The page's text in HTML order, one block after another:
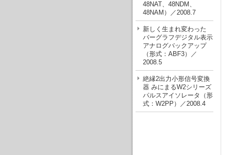
48NAT、48NDM、
48NAM）／2008.7
新しく生まれ変わった
バーグラフデジタル表示
アナログバックアップ
（形式：ABF3）／
2008.5
絶縁2出力小形信号変換
器 みにまるW2シリーズ
パルスアイソレータ（形
式：W2PP）／2008.4